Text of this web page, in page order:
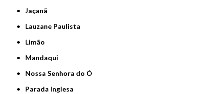
Jaçanã
Lauzane Paulista
Limão
Mandaqui
Nossa Senhora do Ó
Parada Inglesa